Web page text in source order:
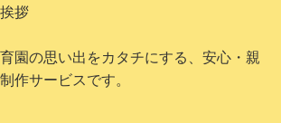
拶
園の思い出をカタチにする、安心・親
作サービスです。